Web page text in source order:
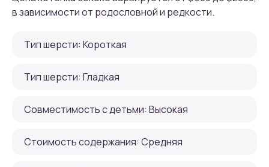
в зависимости от родословной и редкости.
Тип шерсти: Короткая
Тип шерсти: Гладкая
Совместимость с детьми: Высокая
Стоимость содержания: Средняя